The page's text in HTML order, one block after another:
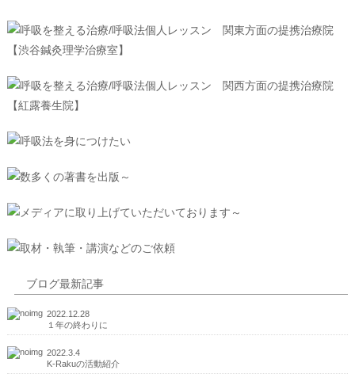
ブログ最新記事
2022.12.28
１年の終わりに
2022.3.4
K-Rakuの活動紹介